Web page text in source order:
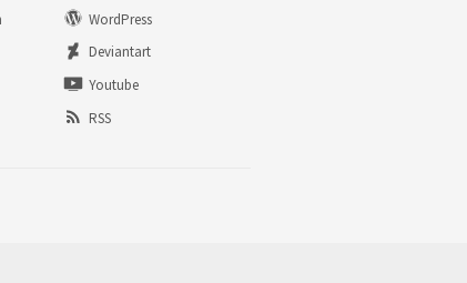
WordPress
Deviantart
Youtube
RSS